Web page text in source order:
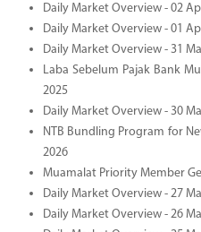
Daily Market Overview - 02
Daily Market Overview - 01
Daily Market Overview - 31
Laba Sebelum Pajak Bank
2025
Daily Market Overview - 30
NTB Bundling Program for
2026
Muamalat Priority Member
Daily Market Overview - 27
Daily Market Overview - 26